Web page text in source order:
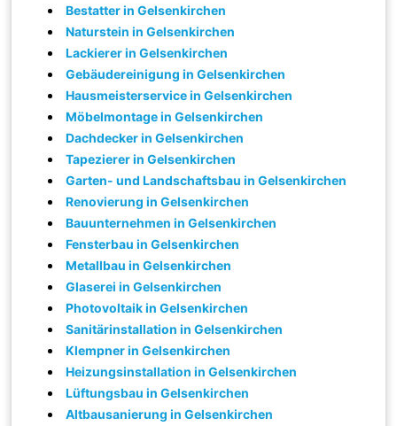
Bestatter in Gelsenkirchen
Naturstein in Gelsenkirchen
Lackierer in Gelsenkirchen
Gebäudereinigung in Gelsenkirchen
Hausmeisterservice in Gelsenkirchen
Möbelmontage in Gelsenkirchen
Dachdecker in Gelsenkirchen
Tapezierer in Gelsenkirchen
Garten- und Landschaftsbau in Gelsenkirchen
Renovierung in Gelsenkirchen
Bauunternehmen in Gelsenkirchen
Fensterbau in Gelsenkirchen
Metallbau in Gelsenkirchen
Glaserei in Gelsenkirchen
Photovoltaik in Gelsenkirchen
Sanitärinstallation in Gelsenkirchen
Klempner in Gelsenkirchen
Heizungsinstallation in Gelsenkirchen
Lüftungsbau in Gelsenkirchen
Altbausanierung in Gelsenkirchen